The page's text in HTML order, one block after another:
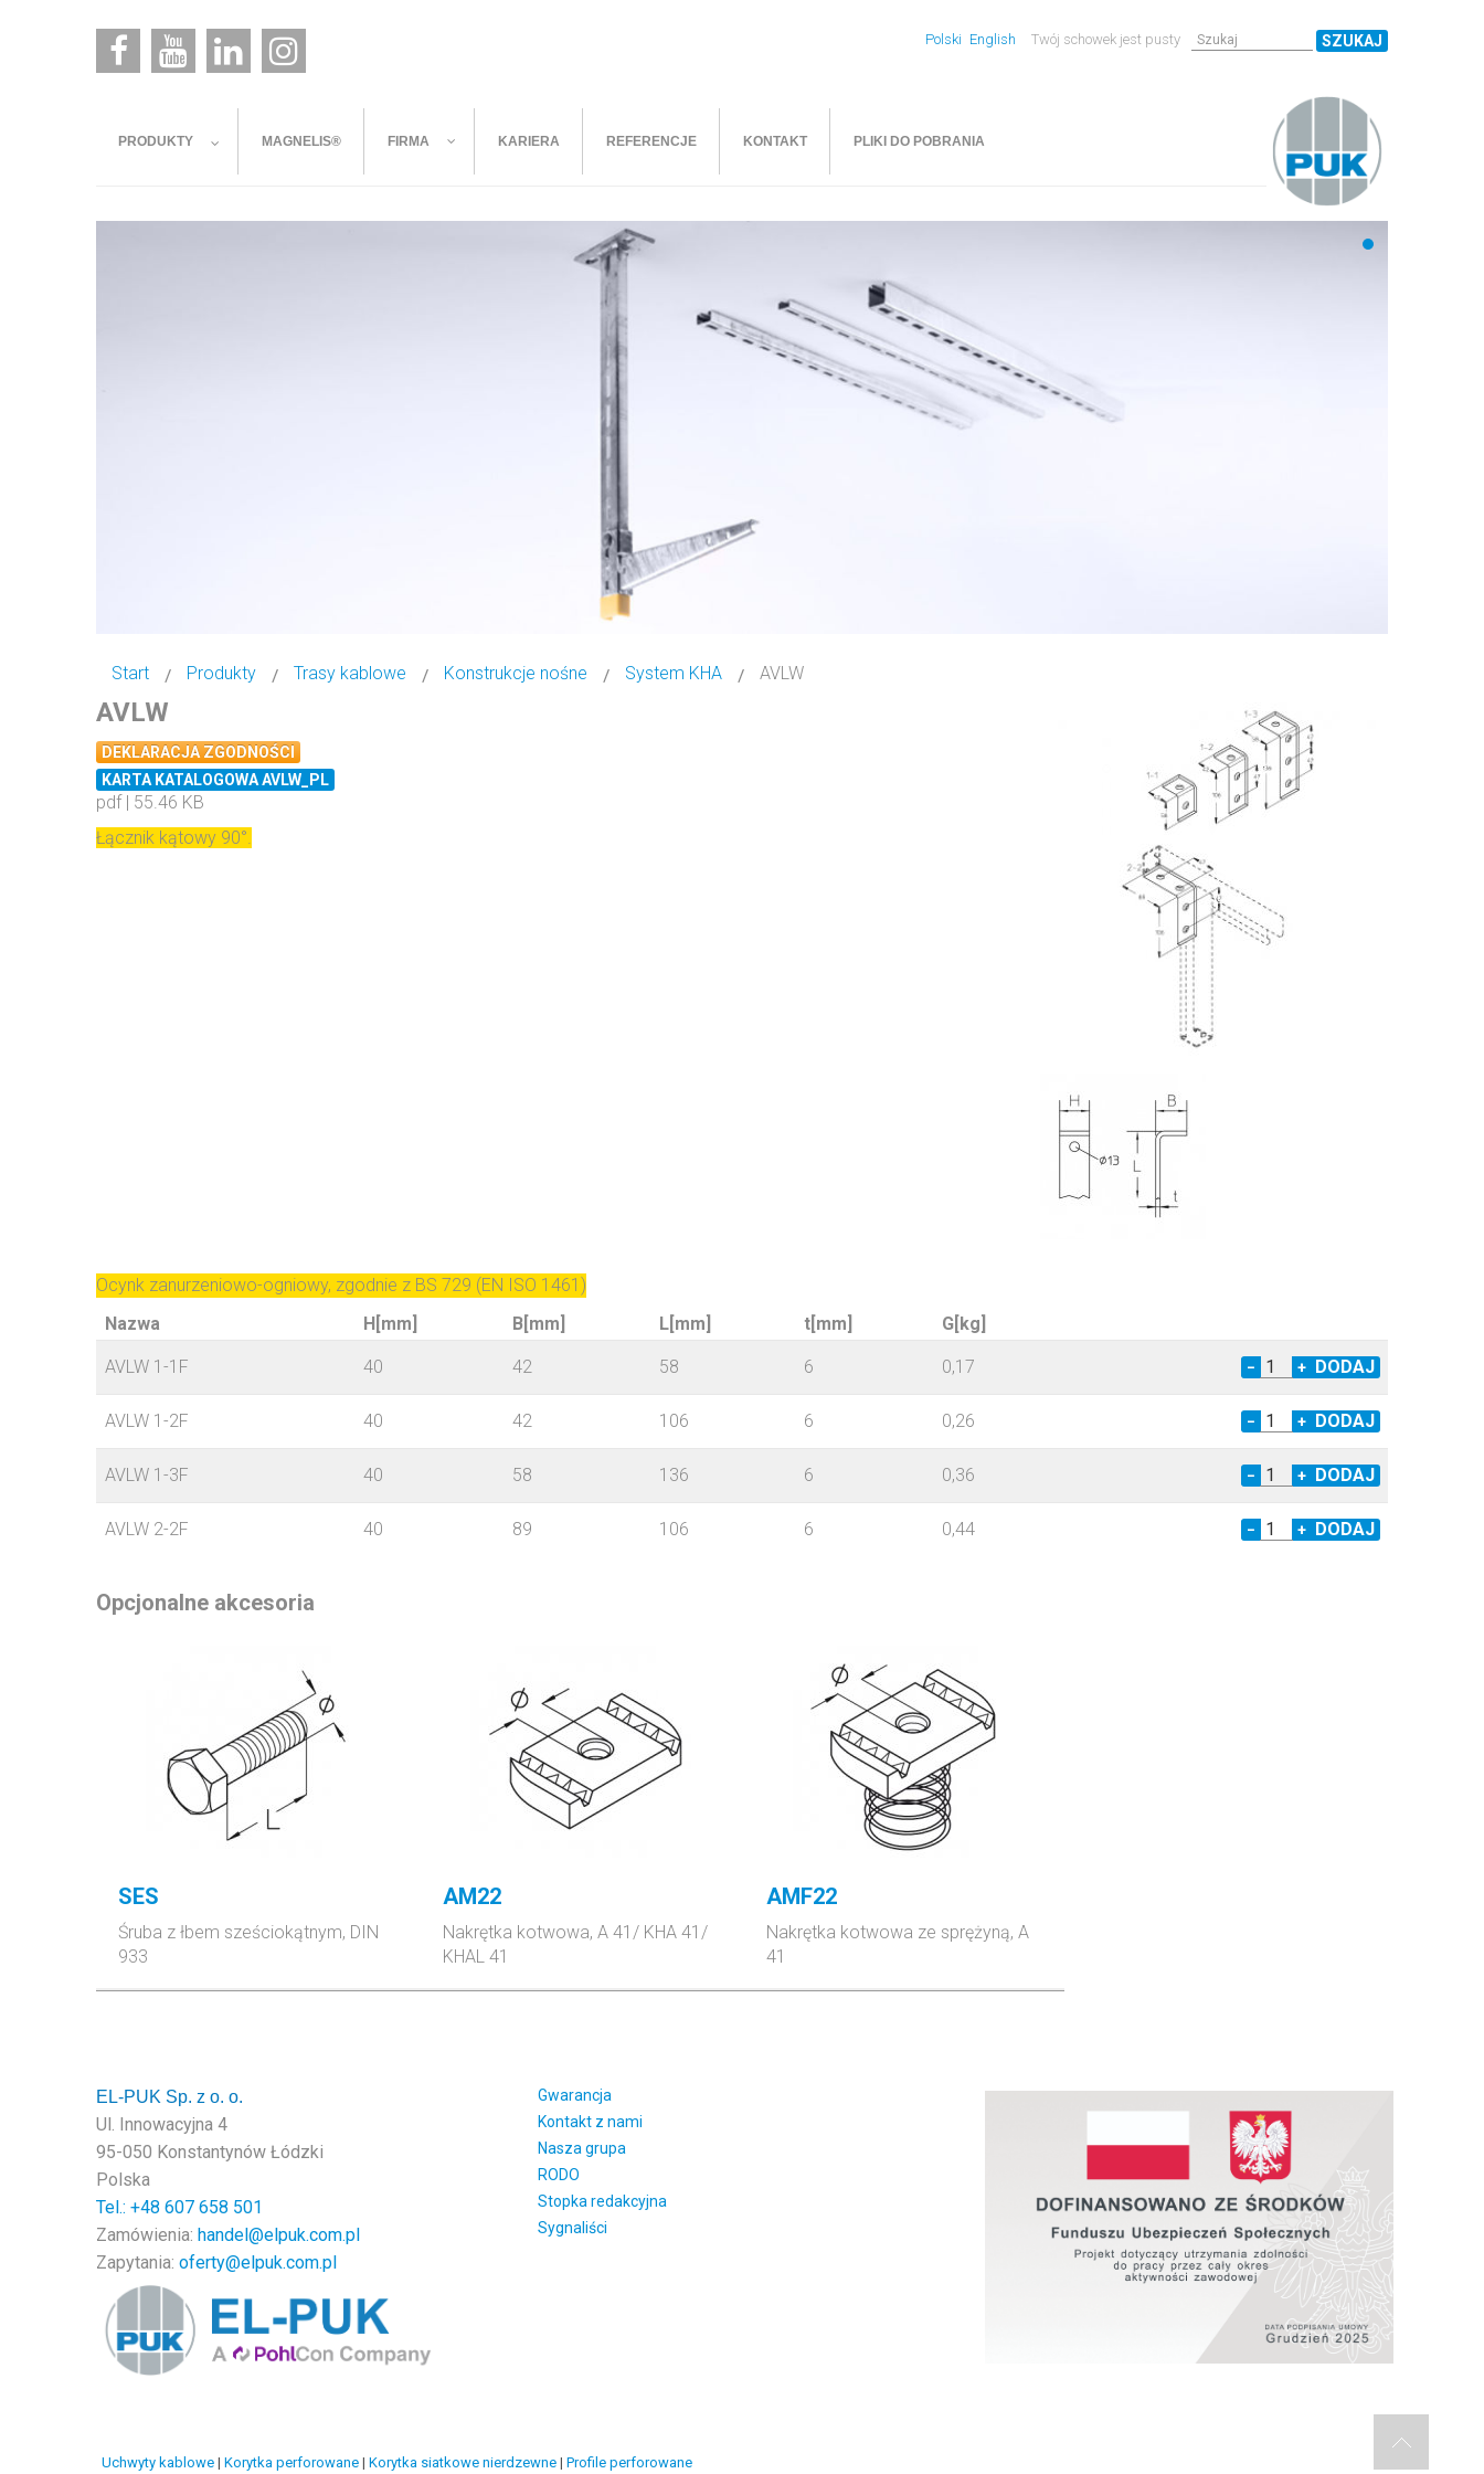
SZUKAJ
Twój schowek jest pusty
Polski English
PRODUKTY MAGNELIS® FIRMA KARIERA REFERENCJE KONTAKT PLIKI DO POBRANIA
Start Produkty Trasy kablowe Konstrukcje nośne System KHA AVLW
AVLW
DEKLARACJA ZGODNOŚCI
KARTA KATALOGOWA AVLW_PL
pdf | 55.46 KB
Łącznik kątowy 90°.
Ocynk zanurzeniowo-ogniowy, zgodnie z BS 729 (EN ISO 1461)
Nazwa
H[mm] B[mm] L[mm] t[mm] G[kg]
AVLW 1-1F 40 42 58 6 0,17 − +
AVLW 1-2F 40 42 106 6 0,26 − +
AVLW 1-3F 40 58 136 6 0,36 − +
AVLW 2-2F 40 89 106 6 0,44 − +
Opcjonalne akcesoria
SES
Śruba z łbem sześciokątnym, DIN
933
AM22
Nakrętka kotwowa, A 41/ KHA 41/
KHAL 41
AMF22
Nakrętka kotwowa ze sprężyną, A
41
EL-PUK Sp. z o. o.
Ul. Innowacyjna 4
95-050 Konstantynów Łódzki
Polska
Tel.: +48 607 658 501
Zamówienia: handel@elpuk.com.pl
Zapytania: oferty@elpuk.com.pl
Gwarancja
Kontakt z nami
Nasza grupa
RODO
Stopka redakcyjna
Sygnaliści
Uchwyty kablowe | Korytka perforowane | Korytka siatkowe nierdzewne | Profile perforowane